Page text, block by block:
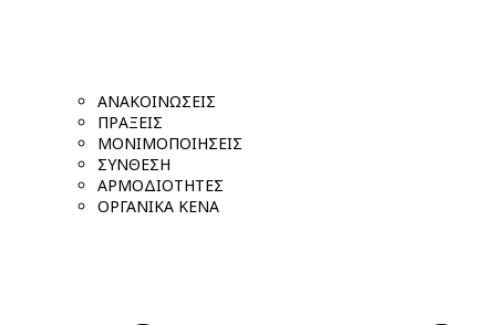
ΑΝΑΚΟΙΝΩΣΕΙΣ
ΠΡΑΞΕΙΣ
ΜΟΝΙΜΟΠΟΙΗΣΕΙΣ
ΣΥΝΘΕΣΗ
ΑΡΜΟΔΙΟΤΗΤΕΣ
ΟΡΓΑΝΙΚΑ ΚΕΝΑ